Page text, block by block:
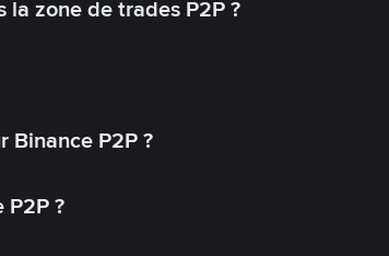
zone de trades P2P ?
Binance P2P ?
?